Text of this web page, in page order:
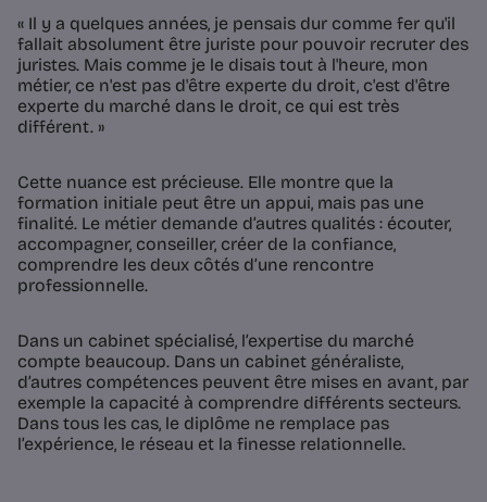
« Il y a quelques années, je pensais dur comme fer qu'il
fallait absolument être juriste pour pouvoir recruter des
juristes. Mais comme je le disais tout à l'heure, mon
métier, ce n'est pas d'être experte du droit, c'est d'être
experte du marché dans le droit, ce qui est très
différent. »
Cette nuance est précieuse. Elle montre que la
formation initiale peut être un appui, mais pas une
finalité. Le métier demande d’autres qualités : écouter,
accompagner, conseiller, créer de la confiance,
comprendre les deux côtés d’une rencontre
professionnelle.
Dans un cabinet spécialisé, l’expertise du marché
compte beaucoup. Dans un cabinet généraliste,
d’autres compétences peuvent être mises en avant, par
exemple la capacité à comprendre différents secteurs.
Dans tous les cas, le diplôme ne remplace pas
l’expérience, le réseau et la finesse relationnelle.